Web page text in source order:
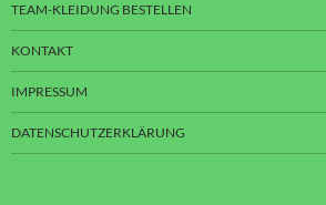
TEAM-KLEIDUNG BESTELLEN
KONTAKT
IMPRESSUM
DATENSCHUTZERKLÄRUNG